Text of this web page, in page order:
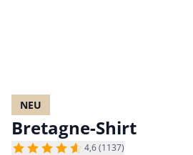
NEU
Bretagne-Shirt
4,6 (1137)